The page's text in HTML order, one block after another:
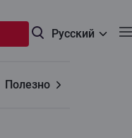
Русский
Полезно